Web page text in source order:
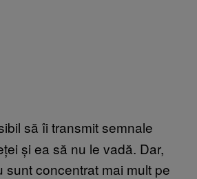
să îi transmit semnale
și ea să nu le vadă. Dar,
sunt concentrat mai mult pe